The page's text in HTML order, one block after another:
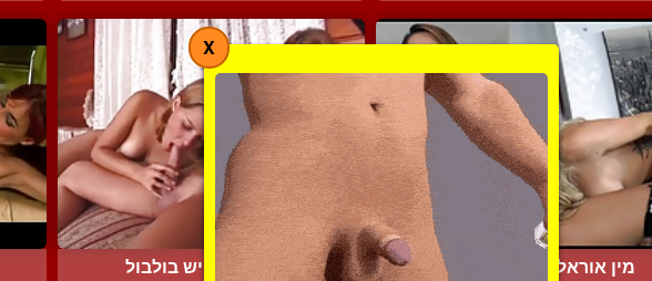
מין אוראלי בלבד בין של נ... לחברה שלי יש בולבול
X